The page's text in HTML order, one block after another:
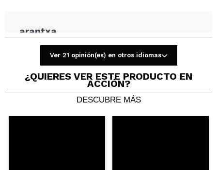
arantxa
¿Recomendarías su compra?Si
verificada
años
Útil
Responder
Esperanza
Ver 21 opinión(es) en otros idiomas
¿QUIERES VER ESTE PRODUCTO EN
ACCIÓN?
DESCUBRE MÁS